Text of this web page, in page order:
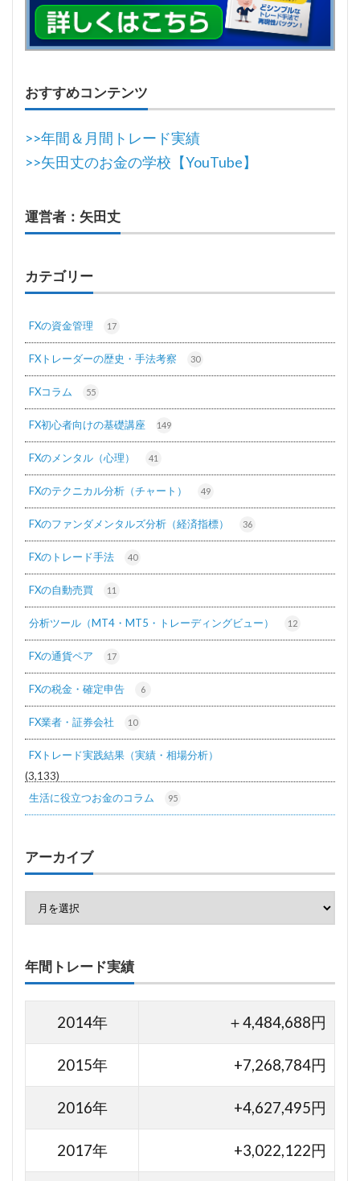
おすすめコンテンツ
>>年間＆月間トレード実績
>>矢田丈のお金の学校【YouTube】
運営者：矢田丈
カテゴリー
FXの資金管理 17
FXトレーダーの歴史・手法考察 30
FXコラム 55
FX初心者向けの基礎講座 149
FXのメンタル（心理） 41
FXのテクニカル分析（チャート） 49
FXのファンダメンタルズ分析（経済指標） 36
FXのトレード手法 40
FXの自動売買 11
分析ツール（MT4・MT5・トレーディングビュー） 12
FXの通貨ペア 17
FXの税金・確定申告 6
FX業者・証券会社 10
FXトレード実践結果（実績・相場分析）
(3,133)
生活に役立つお金のコラム
95
アーカイブ
年間トレード実績
2014年 ＋4,484,688円
2015年 +7,268,784円
2016年 +4,627,495円
2017年 +3,022,122円